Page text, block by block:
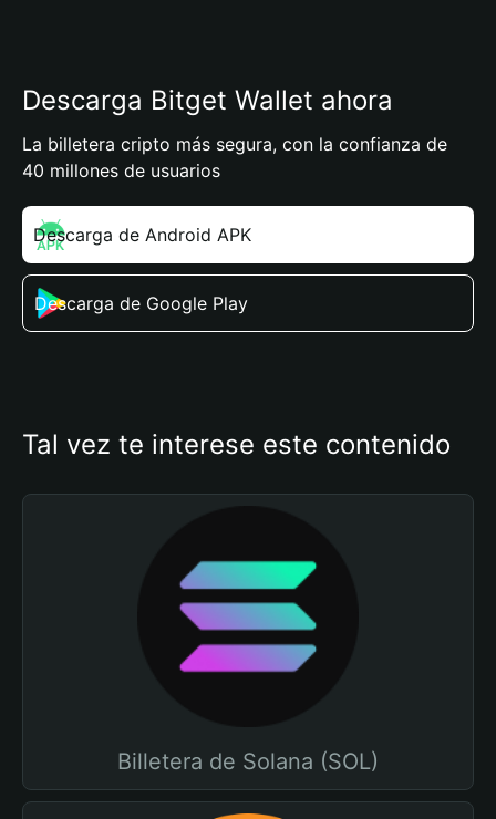
Descarga Bitget Wallet ahora
La billetera cripto más segura, con la confianza de
40 millones de usuarios
Descarga de Android APK
Descarga de Google Play
Tal vez te interese este contenido
Billetera de Solana (SOL)